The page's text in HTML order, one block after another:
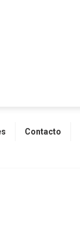
Contacto